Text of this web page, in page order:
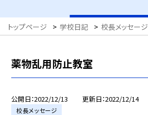
トップページ > 学校日記 > 校長メッセージ
薬物乱用防止教室
公開日 2022/12/13 更新日 2022/12/14
校長メッセージ